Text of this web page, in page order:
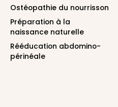
Ostéopathie du nourrisson
Préparation à la
naissance naturelle
Rééducation abdomino-
périnéale